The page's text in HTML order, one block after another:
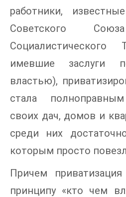
работники,
Советского
Социалистического
имевшие заслуги
властью),
стала
своих дач, домов и
среди них
которым просто
Причем
принципу «кто чем